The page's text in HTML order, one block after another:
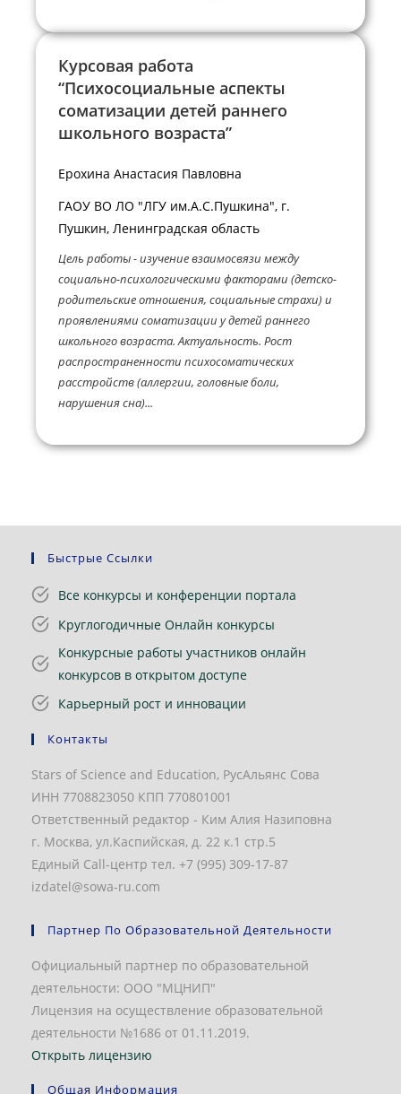
Курсовая работа
“Психосоциальные аспекты
соматизации детей раннего
школьного возраста”
Ерохина Анастасия Павловна
ГАОУ ВО ЛО "ЛГУ им.А.С.Пушкина", г.
Пушкин, Ленинградская область
Цель работы - изучение взаимосвязи между
социально-психологическими факторами (детско-
родительские отношения, социальные страхи) и
проявлениями соматизации у детей раннего
школьного возраста. Актуальность. Рост
распространенности психосоматических
расстройств (аллергии, головные боли,
нарушения сна)...
Быстрые Ссылки
Все конкурсы и конференции портала
Круглогодичные Онлайн конкурсы
Конкурсные работы участников онлайн
конкурсов в открытом доступе
Карьерный рост и инновации
Контакты
Stars of Science and Education, РусАльянс Сова
ИНН 7708823050 КПП 770801001
Ответственный редактор - Ким Алия Назиповна
г. Москва, ул.Каспийская, д. 22 к.1 стр.5
Единый Call-центр тел. +7 (995) 309-17-87
izdatel@sowa-ru.com
Партнер По Образовательной Деятельности
Официальный партнер по образовательной
деятельности: ООО "МЦНИП"
Лицензия на осуществление образовательной
деятельности №1686 от 01.11.2019.
Открыть лицензию
Общая Информация